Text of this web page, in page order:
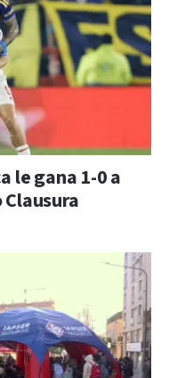
le gana 1-0 a